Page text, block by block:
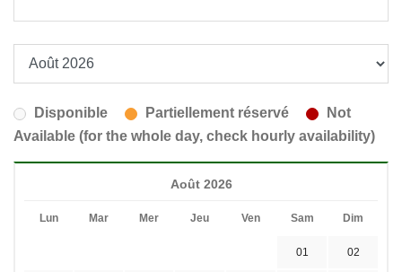
Disponible Partiellement réservé
Not
Available (for the whole day, check hourly availability)
Août 2026
Lun Mar Mer Jeu Ven Sam Dim
01 02